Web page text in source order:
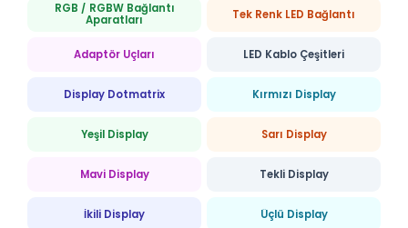
RGB / RGBW Bağlantı
Aparatları
Tek Renk LED Bağlantı
Adaptör Uçları LED Kablo Çeşitleri
Display Dotmatrix Kırmızı Display
Yeşil Display Sarı Display
Mavi Display Tekli Display
İkili Display Üçlü Display